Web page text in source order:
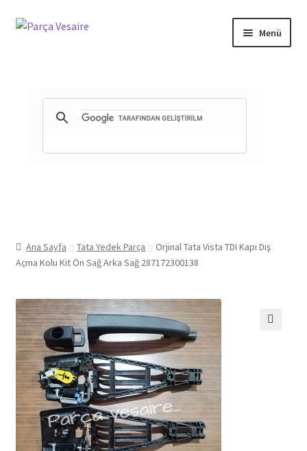
Dolaşıma
İçeriğe
Menü
Mesafeli Satış Sözleşmesi
Ana Sayfa Tata Yedek Parça
Orjinal Tata Vista TDI Kapı Dış
Açma Kolu Kit Ön Sağ Arka Sağ 287172300138